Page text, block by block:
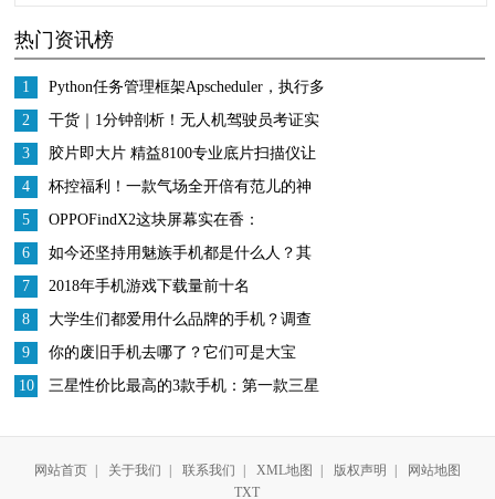
热门资讯榜
1
Python任务管理框架Apscheduler，执行多
次解决
2
干货｜1分钟剖析！无人机驾驶员考证实
操学什么
3
胶片即大片 精益8100专业底片扫描仪让
摄影之梦一直在
4
杯控福利！一款气场全开倍有范儿的神
5
OPPOFindX2这块屏幕实在香：
2K+120Hz加持，连沈义人都刷上瘾
6
如今还坚持用魅族手机都是什么人？其
实这3种人最多，你是吗？
7
2018年手机游戏下载量前十名
8
大学生们都爱用什么品牌的手机？调查
数据有点让人意外
9
你的废旧手机去哪了？它们可是大宝
藏！
10
三星性价比最高的3款手机：第一款三星
网站首页 | 关于我们 | 联系我们 | XML地图 | 版权声明 |
网站地图
TXT